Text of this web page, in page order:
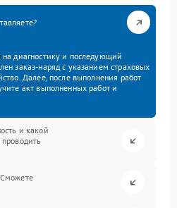
на диагностику и последующий
заказ-наряд с указанием страховых
Далее, после выполнения работ
акт выполненных работ и
и какой